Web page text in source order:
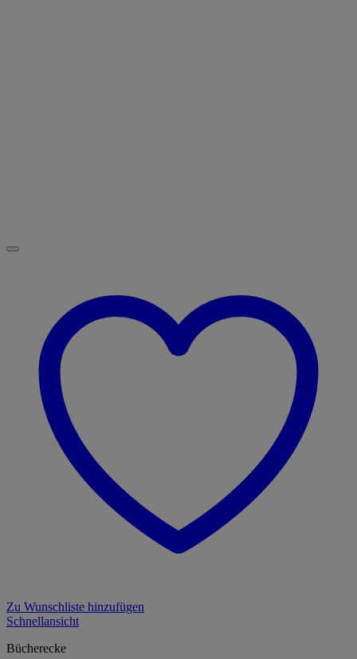
Zu Wunschliste hinzufügen
Schnellansicht
Bücherecke